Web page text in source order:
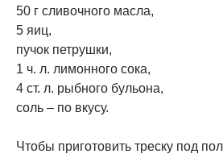
50 г сливочного масла,
5 яиц,
пучок петрушки,
1 ч. л. лимонного сока,
4 ст. л. рыбного бульона,
соль – по вкусу.
Чтобы приготовить треску под